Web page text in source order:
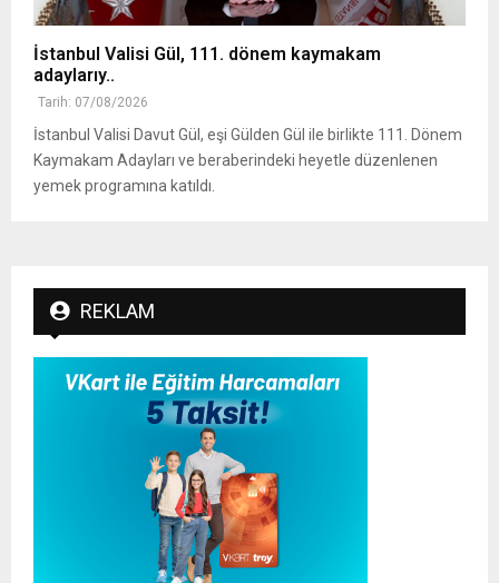
İstanbul Valisi Gül, 111. dönem kaymakam
adaylarıy..
Tarih: 07/08/2026
İstanbul Valisi Davut Gül, eşi Gülden Gül ile birlikte 111. Dönem
Kaymakam Adayları ve beraberindeki heyetle düzenlenen
yemek programına katıldı.
REKLAM